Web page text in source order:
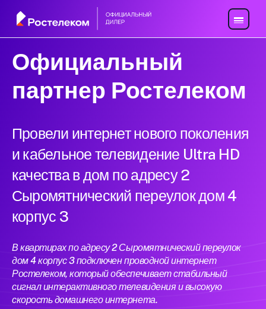
Официальный
партнер Ростелеком
Провели интернет нового поколения
и кабельное телевидение Ultra HD
качества в дом по адресу 2
Сыромятнический переулок дом 4
корпус 3
В квартирах по адресу 2 Сыромятнический переулок
дом 4 корпус 3 подключен проводной интернет
Ростелеком, который обеспечивает стабильный
сигнал интерактивного телевидения и высокую
скорость домашнего интернета.